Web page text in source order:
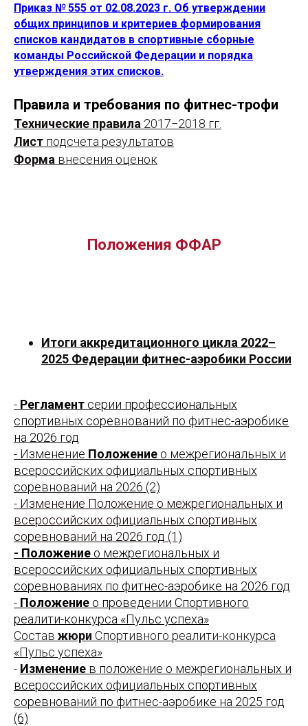
Приказ № 555 от 02.08.2023 г. Об утверждении
общих принципов и критериев формирования
списков кандидатов в спортивные сборные
команды Российской Федерации и порядка
утверждения этих списков.
Правила и требования по фитнес-трофи
Технические правила 2017−2018 гг.
Лист подсчета результатов
Форма внесения оценок
Положения ФФАР
Итоги аккредитационного цикла 2022–
2025 Федерации фитнес-аэробики России
- Регламент серии профессиональных
спортивных соревнований по фитнес-аэробике
на 2026 год
- Изменение Положение о межрегиональных и
всероссийских официальных спортивных
соревнований на 2026 (2)
- Изменение Положение о межрегиональных и
всероссийских официальных спортивных
соревнований на 2026 год (1)
- Положение о межрегиональных и
всероссийских официальных спортивных
соревнованиях по фитнес-аэробике на 2026 год
- Положение о проведении Спортивного
реалити-конкурса «Пульс успеха»
Состав жюри Спортивного реалити-конкурса
«Пульс успеха»
- Изменение в положение о межрегиональных и
всероссийских официальных спортивных
соревнований по фитнес-аэробике на 2025 год
(6)